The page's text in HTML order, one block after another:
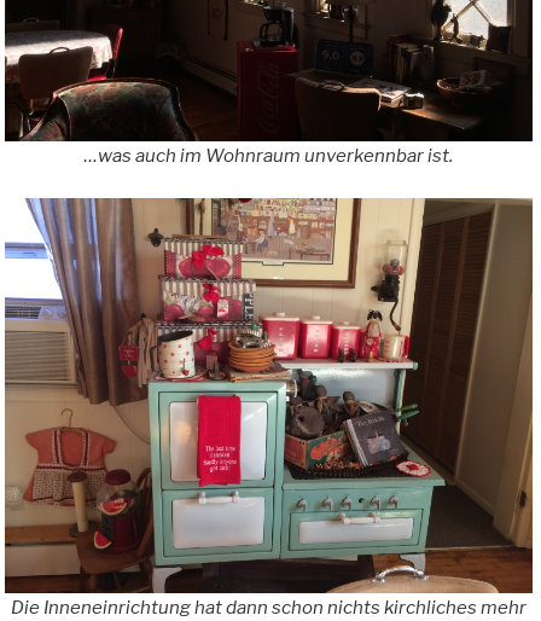
…was auch im Wohnraum unverkennbar ist.
Die Inneneinrichtung hat dann schon nichts kirchliches mehr